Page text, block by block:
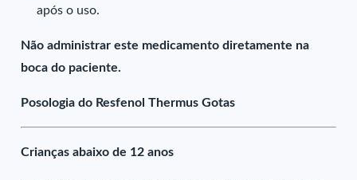
após o uso.
Não administrar este medicamento diretamente na
boca do paciente.
Posologia do Resfenol Thermus Gotas
Crianças abaixo de 12 anos